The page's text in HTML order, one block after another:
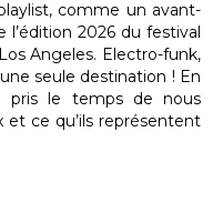
comme un avant-
2026 du festival
Angeles. Electro-funk,
seule destination ! En
pris le temps de nous
et ce qu’ils représentent